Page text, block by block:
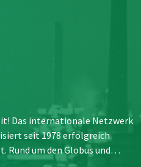
Das internationale Netzwerk
seit 1978 erfolgreich
Rund um den Globus und…